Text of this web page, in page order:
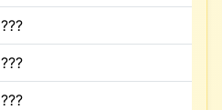
???
???
???